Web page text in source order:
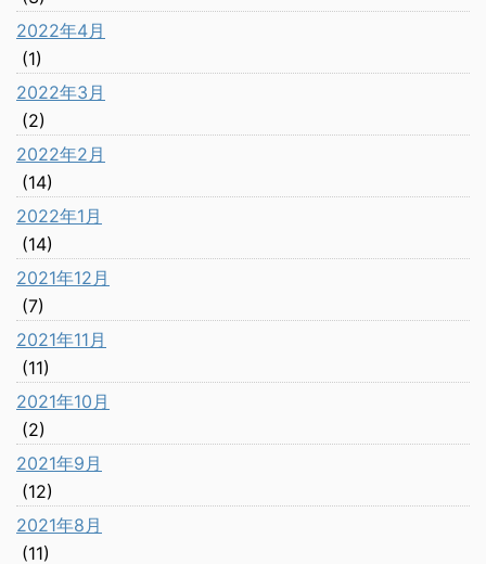
2022年4月
(1)
2022年3月
(2)
2022年2月
(14)
2022年1月
(14)
2021年12月
(7)
2021年11月
(11)
2021年10月
(2)
2021年9月
(12)
2021年8月
(11)